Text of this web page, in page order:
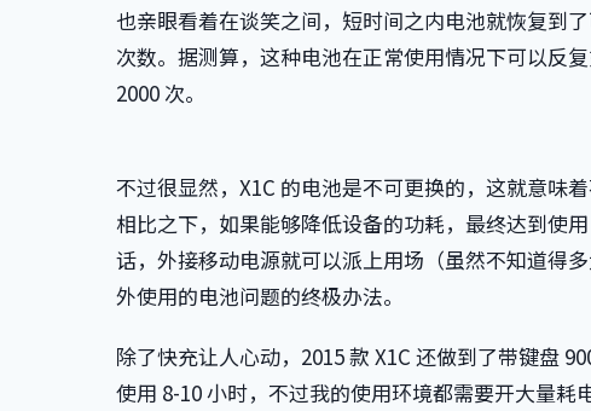
也亲眼看着在谈笑之间，短时间之内电池就恢复到
次数。据测算，这种电池在正常使用情况下可以反
2000 次。
不过很显然，X1C 的电池是不可更换的，这就意味
相比之下，如果能够降低设备的功耗，最终达到使
话，外接移动电源就可以派上用场（虽然不知道得
外使用的电池问题的终极办法。
除了快充让人心动，2015 款 X1C 还做到了带键盘
使用 8-10 小时，不过我的使用环境都需要开大量耗